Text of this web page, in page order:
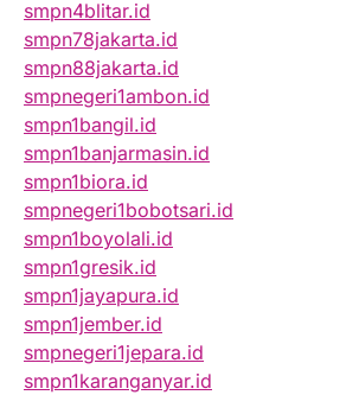
smpn4blitar.id
smpn78jakarta.id
smpn88jakarta.id
smpnegeri1ambon.id
smpn1bangil.id
smpn1banjarmasin.id
smpn1biora.id
smpnegeri1bobotsari.id
smpn1boyolali.id
smpn1gresik.id
smpn1jayapura.id
smpn1jember.id
smpnegeri1jepara.id
smpn1karanganyar.id